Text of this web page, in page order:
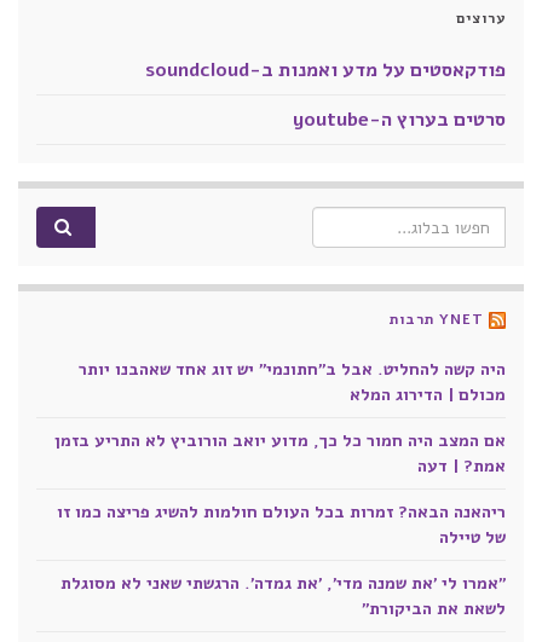
ערוצים
פודקאסטים על מדע ואמנות ב-soundcloud
סרטים בערוץ ה-youtube
Search for:
YNET תרבות
היה קשה להחליט. אבל ב"חתונמי" יש זוג אחד שאהבנו יותר
מכולם | הדירוג המלא
אם המצב היה חמור כל כך, מדוע יואב הורוביץ לא התריע בזמן
אמת? | דעה
ריהאנה הבאה? זמרות בכל העולם חולמות להשיג פריצה כמו זו
של טיילה
"אמרו לי 'את שמנה מדי', 'את גמדה'. הרגשתי שאני לא מסוגלת
לשאת את הביקורת"